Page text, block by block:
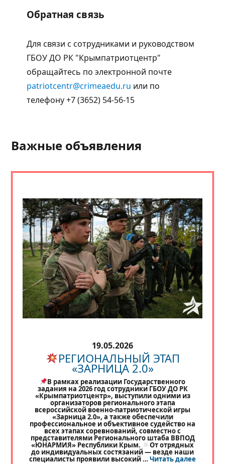
Обратная связь
Для связи с сотрудниками и руководством
ГБОУ ДО РК "Крымпатриотцентр"
обращайтесь по электронной почте
patriotcentr@crimeaedu.ru или по
телефону +7 (3652) 54-56-15
Важные объявления
19.05.2026
РЕГИОНАЛЬНЫЙ ЭТАП
«ЗАРНИЦА 2.0»
В рамках реализации Государственного
задания на 2026 год сотрудники ГБОУ ДО РК
«Крымпатриотцентр», выступили одними из
организаторов регионального этапа
всероссийской военно-патриотической игры
«Зарница 2.0», а также обеспечили
профессиональное и объективное судейство на
всех этапах соревнований, совместно с
представителями Регионального штаба ВВПОД
«ЮНАРМИЯ» Республики Крым. От отрядных
до индивидуальных состязаний — везде наши
специалисты проявили высокий …Читать далее«